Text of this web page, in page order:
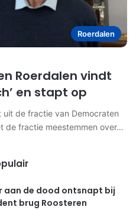
Roerdalen
Roerdalen vindt
en stapt op
de fractie van Democraten
de fractie meestemmen over…
aan de dood ontsnapt bij
brug Roosteren